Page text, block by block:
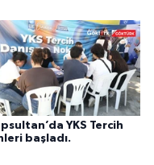
YKS Tercih
başladı.